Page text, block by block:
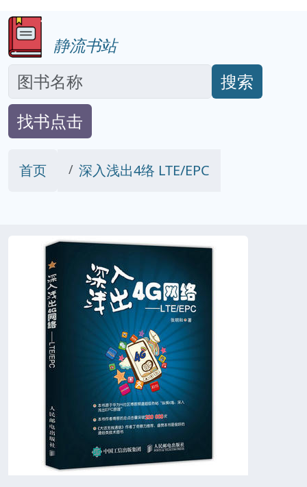
静流书站
搜索
找书点击
首页 深入浅出4络 LTE/EPC